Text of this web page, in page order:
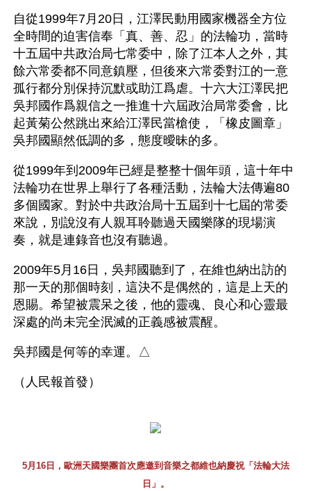
自從1999年7月20日，江澤民動用國家機器全方位
全時間的迫害信奉「真、善、忍」的法輪功，當時
十五屆中共政治局七常委中，除了江本人之外，其
餘六常委都不同意鎮壓，但後來六常委對江的一意
孤行都分別保持沉默或助江爲虐。十六大江澤民把
吳邦國作爲親信之一推進十六屆政治局常委會，比
起黃菊公然跳出來給江澤民當槍使，「橡皮圖章」
吳邦國顯然低調的多，態度曖昧的多。
從1999年到2009年已經是整整十個年頭，這十年中
法輪功在世界上舉行了各種活動，法輪大法傳遍80
多個國家。對於中共政治局十五屆到十七屆的常委
來說，別說沒有人親耳聆聽過天國樂隊的現場演
奏，就是連錄音也沒有聽過。
2009年5月16日，吳邦國聽到了，在維也納出訪的
那一天的那個時刻，這決不是偶然的，這是上天的
恩賜。希望被震呆之後，他的靈魂、良心和心靈最
深處的尚未完全泯滅的正義感被震醒。
吳邦國是何等的幸運。△
（人民報首發）
5月16日，歐洲天國樂團首次應邀到音樂之都維也納慶祝「法輪大法
日」。